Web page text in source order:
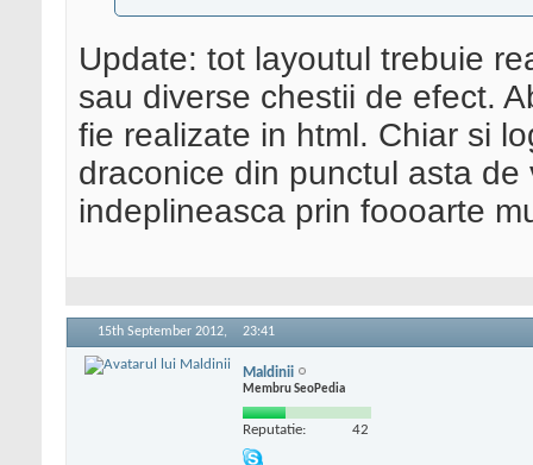
Update: tot layoutul trebuie
sau diverse chestii de efect.
fie realizate in html. Chiar si
draconice din punctul asta
indeplineasca prin foooarte
15th September 2012, 23:41
Maldinii
Membru SeoPedia
Reputatie: 42